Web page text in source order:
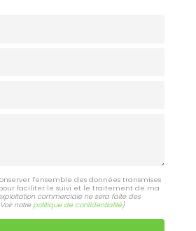
l'ensemble des données transmises
faciliter le suivi et le traitement de ma
commerciale ne sera faite des
notre politique de confidentialité)